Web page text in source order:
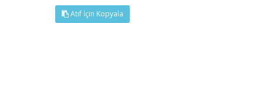
Atıf İçin Kopyala